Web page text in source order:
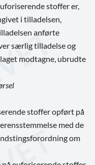
stoffer er,
i tilladelsen,
anførte
særlig tilladelse og
modtagne, ubrudte
stoffer opført på
med de
om